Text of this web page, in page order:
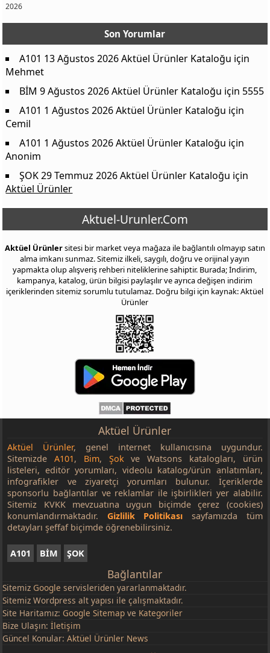
2026
Son Yorumlar
A101 13 Ağustos 2026 Aktüel Ürünler Kataloğu için
Mehmet
BİM 9 Ağustos 2026 Aktüel Ürünler Kataloğu için 5555
A101 1 Ağustos 2026 Aktüel Ürünler Kataloğu için
Cemil
A101 1 Ağustos 2026 Aktüel Ürünler Kataloğu için
Anonim
ŞOK 29 Temmuz 2026 Aktüel Ürünler Kataloğu için
Aktüel Ürünler
Aktuel-Urunler.Com
Aktüel Ürünlersitesi bir market veya mağaza ile bağlantılı olmayıp satın
alma imkanı sunmaz. Sitemiz ilkeli, saygılı, doğru ve orijinal yayın
yapmakta olup alışveriş rehberi niteliklerine sahiptir. Burada; İndirim,
kampanya, katalog, ürün bilgisi paylaşılır ve ayrıca değişen indirim
içeriklerinden sitemiz sorumlu tutulamaz. Doğru bilgi için kaynak: Aktüel
Ürünler
Aktüel Ürünler
Aktüel Ürünler, genel internet kullanıcısına uygundur.
SitemizdeA101, Bim, Şokve Watsons katalogları, ürün
listeleri, editör yorumları, videolu katalog/ürün anlatımları,
infografikler ve ziyaretçi yorumları bulunur. İçeriklerde
sponsorlu bağlantılar ve reklamlar ile işbirlikleri yer alabilir.
Sitemiz KVKK mevzuatına uygun biçimde çerez (cookies)
konumlandırmaktadır. Gizlilik Politikası sayfamızda tüm
detayları şeffaf biçimde öğrenebilirsiniz.
A101 BİM ŞOK
Bağlantılar
Sitemiz Google servisleriden yararlanmaktadır.
Sitemiz Wordpress alt yapısı ile çalışmaktadır.
Site Haritamız: Google Sitemap ve Kategoriler
Bize Ulaşın:İletişim
Güncel Konular:Aktüel Ürünler News